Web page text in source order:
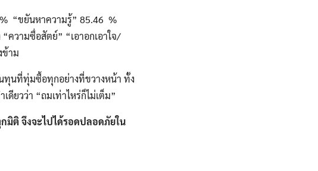
“ขยันหาความรู้” 85.46 %
ความซื่อสัตย์” “เอาอกเอาใจ/
ข้าม
ทุนที่ทุ่มซื้อทุกอย่างที่ขวางหน้า ทั้ง
ยวว่า “ถมเท่าไหร่ก็ไม่เต็ม”
มิติ จึงจะไปได้รอดปลอดภัยใน